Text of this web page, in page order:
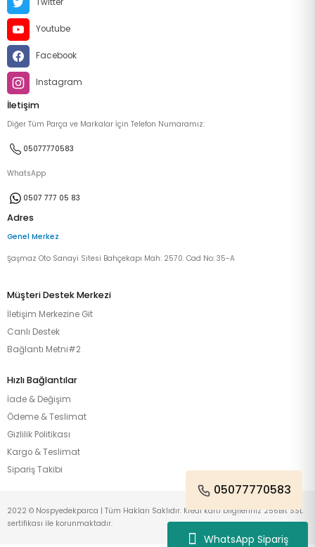
WhatsApp Sipariş
Twitter
Youtube
Facebook
Instagram
İletişim
Diğer Tüm Parça ve Markalar İçin Telefon Numaramız:
05077770583
WhatsApp
0507 777 05 83
Adres
Genel Merkez
Şaşmaz Oto Sanayi Sitesi Bahçekapı Mah. 2570. Cad No: 35-A
Müşteri Destek Merkezi
İletişim Merkezine Git
Canlı Destek
Bağlantı Metni#2
Hızlı Bağlantılar
İade & Değişim
Ödeme & Teslimat
Gizlilik Politikası
Kargo & Teslimat
Sipariş Takibi
05077770583
2022 © Nospyedekparca | Tüm Hakları Saklıdır. Kredi kartı bilgileriniz 256Bit SSL
sertifikası ile korunmaktadır.